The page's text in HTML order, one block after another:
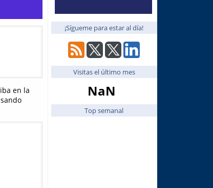
en la
¡Sígueme para estar al día!
Visitas el último mes
NaN
Top semanal